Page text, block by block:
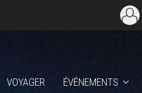
VOYAGER ÉVÉNEMENTS